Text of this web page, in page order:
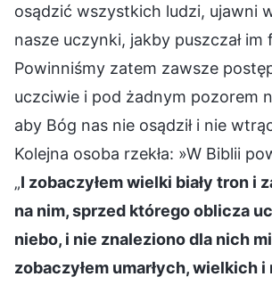
osądzić wszystkich ludzi, ujawni
nasze uczynki, jakby puszczał im
Powinniśmy zatem zawsze
uczciwie i pod żadnym pozorem
aby Bóg nas nie osądził i nie
Kolejna osoba rzekła: »W Biblii
„I zobaczyłem wielki biały tron i
na nim, sprzed którego oblicza
niebo, i nie znaleziono dla nich
zobaczyłem umarłych, wielkich i